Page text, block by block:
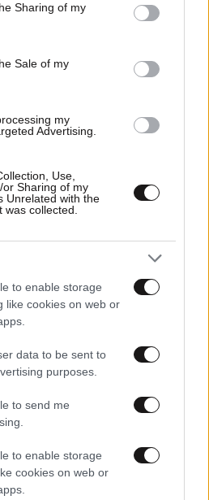
behaviour. You may click to
and its third-party tags to
purposes in below Google
Sharing of my
Sale of my
my
Advertising.
Use,
Sharing of my
Unrelated with the
collected.
to enable storage
like cookies on web or
data to be sent to
purposes.
to send me
to enable storage
cookies on web or
οι εργαζόμενοι των